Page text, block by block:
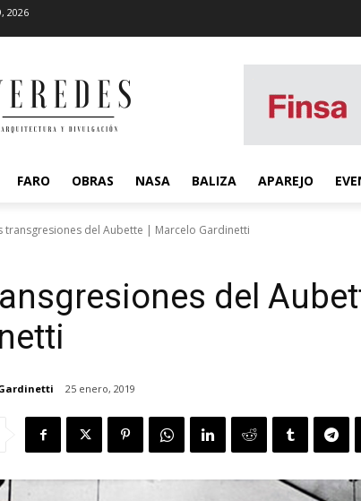
2026
FARO OBRAS NASA BALIZA APAREJO
transgresiones del Aubette | Marcelo Gardinetti
del
25 enero, 2019